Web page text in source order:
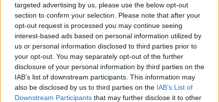
targeted advertising by us, please use the below opt-out
section to confirm your selection. Please note that after your
opt-out request is processed you may continue seeing
interest-based ads based on personal information utilized by
us or personal information disclosed to third parties prior to
your opt-out. You may separately opt-out of the further
disclosure of your personal information by third parties on the
IAB’s list of downstream participants. This information may
also be disclosed by us to third parties on the IAB’s List of
Downstream Participants that may further disclose it to other
Ακραίος κίνδυνος πυρκαγιάς αύριο σε
Αττική, Κύθηρα, Κορινθία, Αργολίδα,
Βοιωτία, Εύβοια και Λακωνία
Σε «κόκκινο» συναγερμό η Πολιτική
Προστασία – Πολύ υψηλός και υψηλός
κίνδυνος πυρκαγιάς στα υπόλοιπα νησιά και
σε αρκετές περιοχές της ηπειρωτικής
Ελλάδας - Διυπουργική σύσκεψη συγκάλεσε